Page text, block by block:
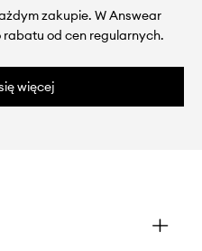
zakupie. W Answear
rabatu od cen regularnych.
więcej